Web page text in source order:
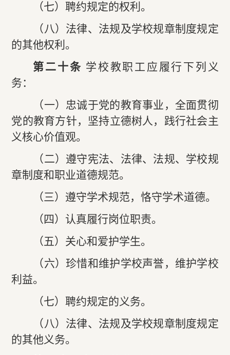
（七）聘约规定的权利。
（八）法律、法规及学校规章制度规定
的其他权利。
第二十条 学校教职工应履行下列义
务：
（一）忠诚于党的教育事业，全面贯彻
党的教育方针，坚持立德树人，践行社会主
义核心价值观。
（二）遵守宪法、法律、法规、学校规
章制度和职业道德规范。
（三）遵守学术规范，恪守学术道德。
（四）认真履行岗位职责。
（五）关心和爱护学生。
（六）珍惜和维护学校声誉，维护学校
利益。
（七）聘约规定的义务。
（八）法律、法规及学校规章制度规定
的其他义务。